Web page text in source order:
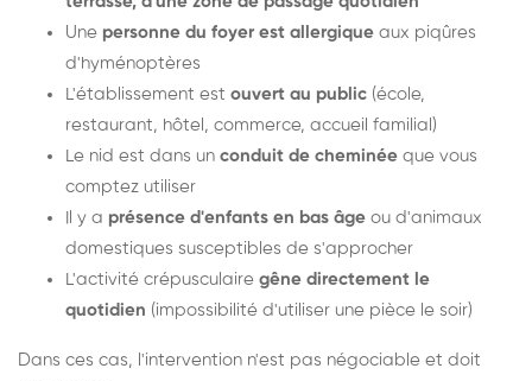
Une personne du foyer est allergique aux piqûres
d'hyménoptères
L'établissement est ouvert au public (école,
restaurant, hôtel, commerce, accueil familial)
Le nid est dans un conduit de cheminée que vous
comptez utiliser
Il y a présence d'enfants en bas âge ou d'animaux
domestiques susceptibles de s'approcher
L'activité crépusculaire gêne directement le
quotidien (impossibilité d'utiliser une pièce le soir)
Dans ces cas, l'intervention n'est pas négociable et doit